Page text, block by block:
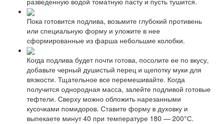
Пока готовится подлива, возьмите глубокий противень
или специальную форму и уложите в нее
сформированные из фарша небольшие колобки.
Когда подлива будет почти готова, посолите ее по вкусу,
добавьте черный душистый перец и щепотку муки для
вязкости. Тщательное все перемешивайте. Когда
получится однородная масса, залейте подливой готовые
тефтели. Сверху можно обложить нарезанными
кусочками помидоров. Ставите форму в духовку и
выпекаете минут 40 при температуре 180 — 200°С.